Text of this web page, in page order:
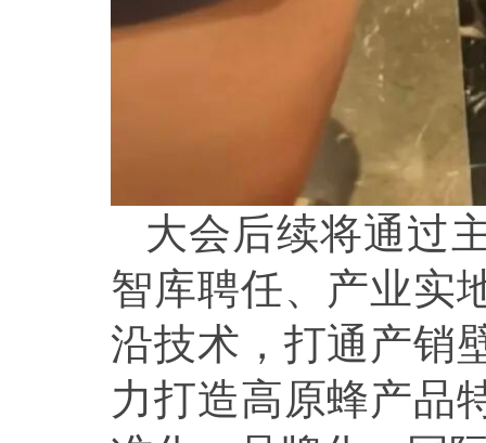
大会后续将通过
智库聘任、产业实
沿技术，打通产销
力打造高原蜂产品